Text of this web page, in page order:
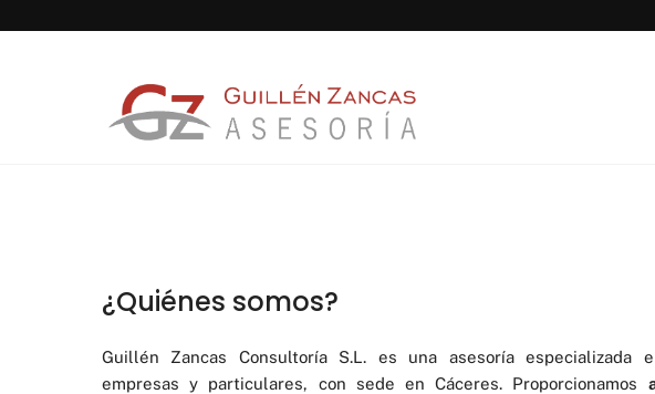
¿Quiénes somos?
Guillén Zancas Consultoría S.L. es una asesoría especializada
empresas y particulares, con sede en Cáceres. Proporcionamos